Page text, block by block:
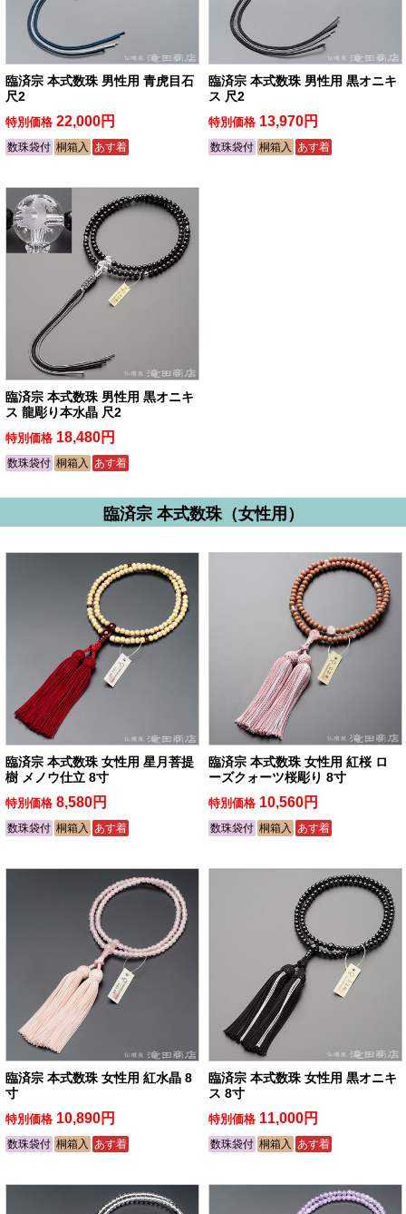
臨済宗 本式数珠 男性用 青虎目石
尺2
特別価格22,000円
数珠袋付 桐箱入 あす着
臨済宗 本式数珠 男性用 黒オニキ
ス 尺2
特別価格 13,970円
数珠袋付 桐箱入 あす着
臨済宗 本式数珠 男性用 黒オニキ
ス 龍彫り本水晶 尺2
特別価格 18,480円
数珠袋付 桐箱入 あす着
臨済宗 本式数珠（女性用）
臨済宗 本式数珠 女性用 星月菩提
樹 メノウ仕立 8寸
特別価格8,580円
数珠袋付 桐箱入 あす着
臨済宗 本式数珠 女性用 紅桜 ロ
ーズクォーツ桜彫り 8寸
特別価格 10,560円
数珠袋付 桐箱入 あす着
臨済宗 本式数珠 女性用 紅水晶 8
寸
特別価格 10,890円
数珠袋付 桐箱入 あす着
臨済宗 本式数珠 女性用 黒オニキ
ス 8寸
特別価格 11,000円
数珠袋付 桐箱入 あす着